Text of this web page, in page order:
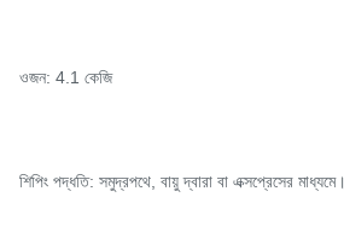
ওজন: 4.1 কেজি
শিপিং পদ্ধতি: সমুদ্রপথে, বায়ু দ্বারা বা এক্সপ্রেসের মাধ্যমে।